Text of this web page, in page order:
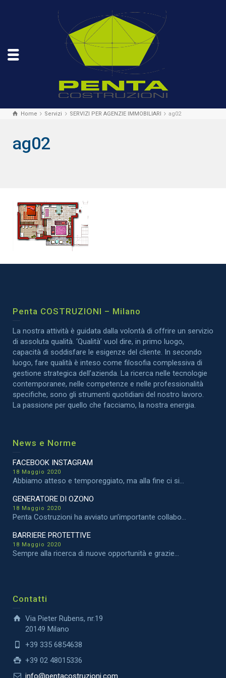
Home Servizi SERVIZI PER AGENZIE IMMOBILIARI ag02
ag02
Penta COSTRUZIONI – Milano
La nostra attività è guidata dalla volontà di offrire un servizio
di assoluta qualità. ‘Qualità’ vuol dire, in primo luogo,
capacità di soddisfare le esigenze del cliente. In secondo
luogo, fare qualità è inteso come filosofia complessiva di
gestione strategica dell’azienda. La ricerca nelle tecnologie
contemporanee, nelle competenze e nelle professionalità
specifiche, sono gli strumenti quotidiani del nostro lavoro.
La passione per quello che facciamo, la nostra energia.
News e Norme
FACEBOOK INSTAGRAM
18 Maggio 2020
Abbiamo atteso e temporeggiato, ma alla fine ci si...
GENERATORE DI OZONO
18 Maggio 2020
Penta Costruzioni ha avviato un’importante collabo...
BARRIERE PROTETTIVE
18 Maggio 2020
Sempre alla ricerca di nuove opportunità e grazie...
Contatti
Via Pieter Rubens, nr.19
20149 Milano
+39 335 6854638
+39 02 48015336
info@pentacostruzioni.com